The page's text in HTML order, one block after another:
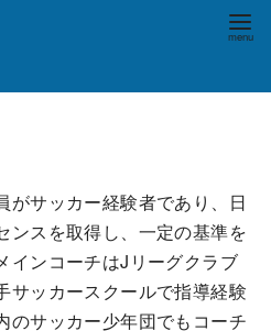
がサッカー経験者であり、日
ンスを取得し、一定の基準を
インコーチはJリーグクラブ
サッカースクールで指導経験
のサッカー少年団でもコーチ